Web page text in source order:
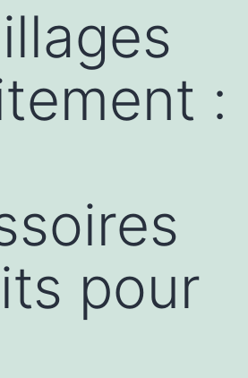
:
pour